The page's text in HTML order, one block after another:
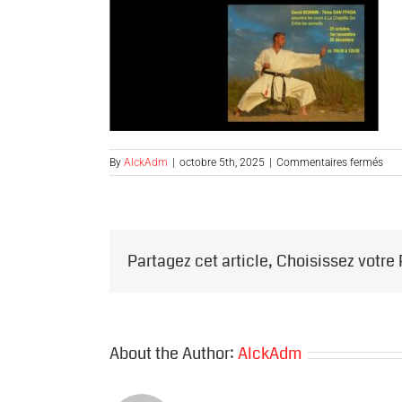
By AlckAdm octobre 5th, 2025 Commentaires ferméssur
Partagez cet article, Choisissez votre
About the Author:AlckAdm